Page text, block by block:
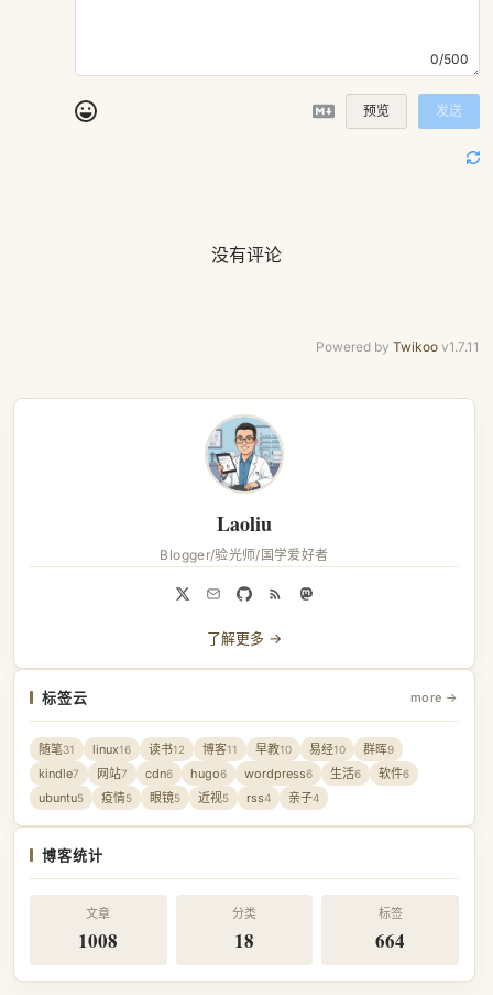
0/500
预览 发送
没有评论
Powered by Twikoo v1.7.11
Laoliu
Blogger/验光师/国学爱好者
了解更多 →
标签云 more →
随笔31 linux16 读书12 博客11 早教10 易经10 群晖9
kindle7 网站7 cdn6 hugo6 wordpress6 生活6 软件6
ubuntu5 疫情5 眼镜5 近视5 rss4 亲子4
博客统计
文章
1008
分类
18
标签
664